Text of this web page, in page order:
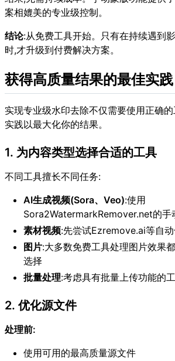
案相媲美的专业级控制。
结论:从免费工具开始。只有在持续遇到
时,才升级到付费解决方案。
获得高质量结果的最佳实践
实现专业级水印去除不仅需要使用正确
实践以最大化你的结果。
1. 为内容类型选择合适的工具
不同工具擅长不同任务:
AI生成视频(Sora、Veo):使用
Sora2WatermarkRemover.net的手
素材视频:先尝试Ezremove.ai等自
图片:大多数免费工具处理图片效果
选择
批量处理:考虑具有批量上传功能的
2. 优化源文件
处理前:
使用可用的最高质量源文件